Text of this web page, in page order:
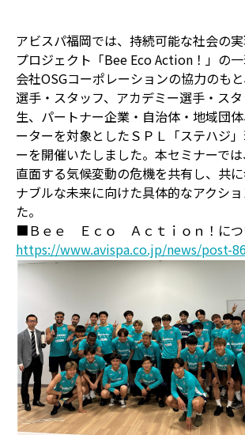
アビスパ福岡では、持続可能な社会の
プロジェクト「Bee Eco Action！」の
会社OSGコーポレーションの協力のも
選手・スタッフ、アカデミー選手・ス
生、パートナー企業・自治体・地域団
ーターを対象としたＳＰＬ「ステハジ
ーを開催いたしました。本セミナーで
直面する気候変動の危機を共有し、共
ナブルな未来に向けた具体的なアクシ
た。
■Ｂｅｅ Ｅｃｏ Ａｃｔｉｏｎ！につ
https://www.avispa.co.jp/news/post-